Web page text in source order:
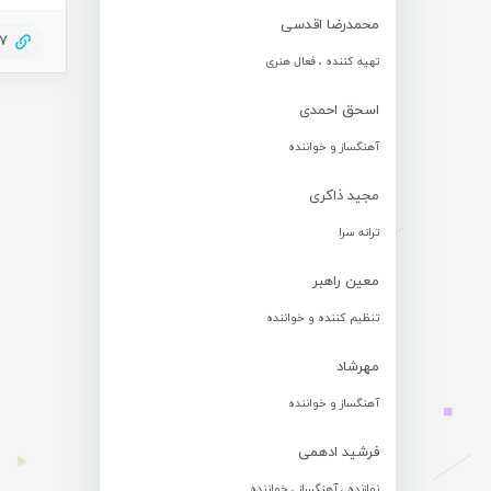
محمدرضا اقدسی
تهیه کننده ، فعال هنری
اسحق احمدی
آهنگساز و خواننده
مجید ذاکری
ترانه سرا
معین راهبر
تنظیم کننده و خواننده
مهرشاد
آهنگساز و خواننده
فرشید ادهمی